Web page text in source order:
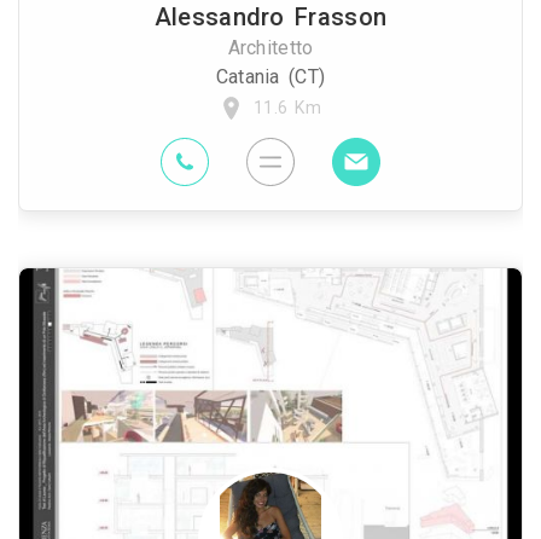
Alessandro Frasson
Architetto
Catania (CT)
11.6 Km